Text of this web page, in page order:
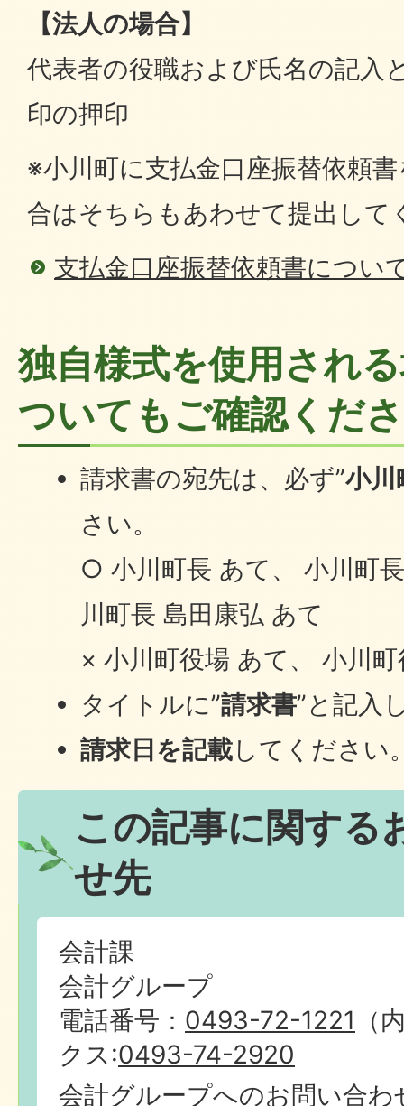
【法人の場合】
代表者の役職および氏名の記入
印の押印
※小川町に支払金口座振替依頼
合はそちらもあわせて提出して
支払金口座振替依頼書につい
独自様式を使用され
ついてもご確認くだ
請求書の宛先は、必ず”小川
さい。
○ 小川町長 あて、 小川町
川町長 島田康弘 あて
× 小川町役場 あて、 小川
タイトルに”請求書”と記入
請求日を記載してください
この記事に関する
せ先
会計課
会計グループ
電話番号： 0493-72-1221 （
クス:0493-74-2920
会計グループへのお問い合わ